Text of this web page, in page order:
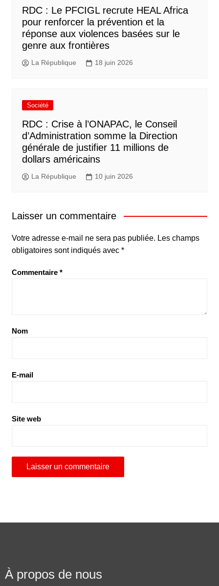
RDC : Le PFCIGL recrute HEAL Africa
pour renforcer la prévention et la
réponse aux violences basées sur le
genre aux frontières
La République 18 juin 2026
Société
RDC : Crise à l’ONAPAC, le Conseil
d’Administration somme la Direction
générale de justifier 11 millions de
dollars américains
La République 10 juin 2026
Laisser un commentaire
Votre adresse e-mail ne sera pas publiée. Les champs
obligatoires sont indiqués avec *
Commentaire *
Nom
E-mail
Site web
À propos de nous